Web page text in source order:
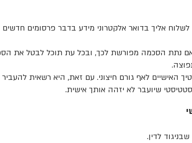
לשלוח אליך בדואר אלקטרוני מידע בדבר פרסומים חדשים
אם נתת הסכמה מפורשת לכך, ובכל עת תוכל לבטל את
האישיים לאף גורם חיצוני. עם זאת, היא רשאית
שיועבר לא יזהה אותך אישית.
לדין.